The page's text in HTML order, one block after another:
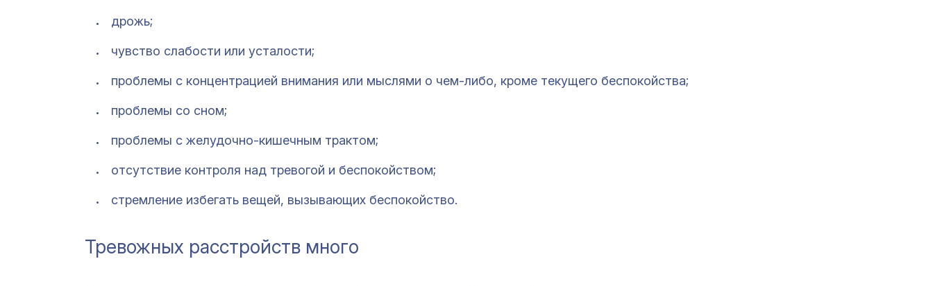
дрожь;
чувство слабости или усталости;
проблемы с концентрацией внимания или мыслями о чем-либо, кроме текущего беспокойства;
проблемы со сном;
проблемы с желудочно-кишечным трактом;
отсутствие контроля над тревогой и беспокойством;
стремление избегать вещей, вызывающих беспокойство.
Тревожных расстройств много